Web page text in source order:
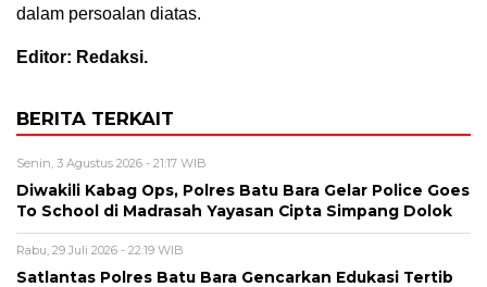
dalam persoalan diatas.
Editor: Redaksi.
BERITA TERKAIT
Senin, 3 Agustus 2026 - 21:17 WIB
Diwakili Kabag Ops, Polres Batu Bara Gelar Police Goes
To School di Madrasah Yayasan Cipta Simpang Dolok
Rabu, 29 Juli 2026 - 22:19 WIB
Satlantas Polres Batu Bara Gencarkan Edukasi Tertib